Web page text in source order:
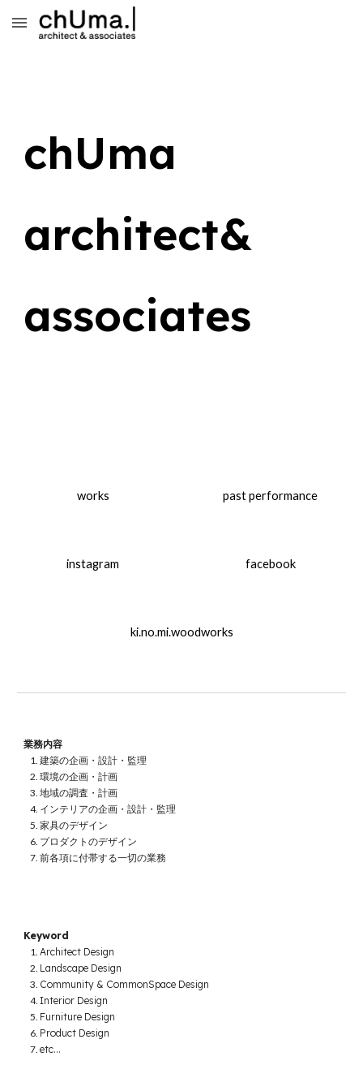
Skip to main content
chUma
architect&
associates
works past performance
instagram facebook
ki.no.mi.woodworks
業務内容
建築の企画・設計・監理
環境の企画・計画
地域の調査・計画
インテリアの企画・設計・監理
家具のデザイン
プロダクトのデザイン
前各項に付帯する一切の業務
Keyword
Architect Design
Landscape Design
Community & CommonSpace Design
Interior Design
Furniture Design
Product Design
etc...